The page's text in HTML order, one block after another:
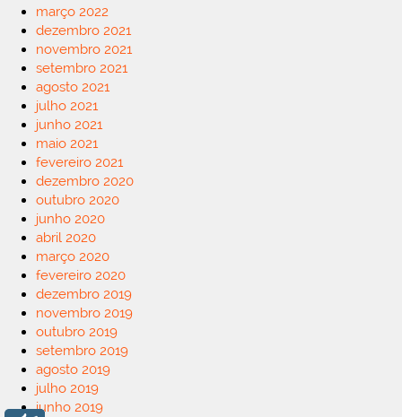
março 2022
dezembro 2021
novembro 2021
setembro 2021
agosto 2021
julho 2021
junho 2021
maio 2021
fevereiro 2021
dezembro 2020
outubro 2020
junho 2020
abril 2020
março 2020
fevereiro 2020
dezembro 2019
novembro 2019
outubro 2019
setembro 2019
agosto 2019
julho 2019
junho 2019